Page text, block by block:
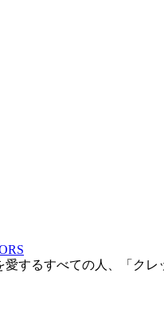
愛するすべての人、「クレ